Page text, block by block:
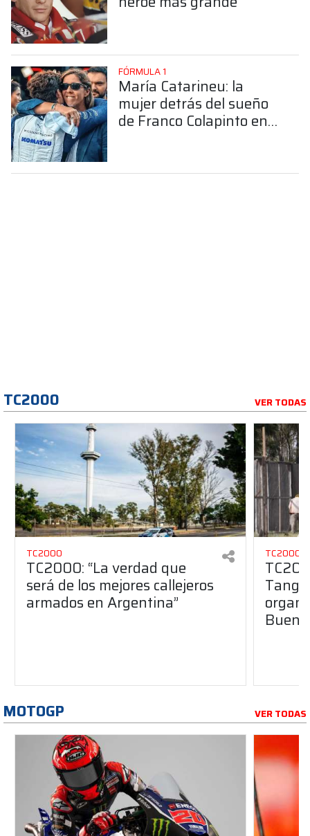
FÓRMULA 1
María Catarineu: la
mujer detrás del sueño
de Franco Colapinto en
TC2000 VER TODAS
TC2000
TC2000: “La verdad que
será de los mejores callejeros
armados en Argentina”
TC2000
MOTOGP VER TODAS